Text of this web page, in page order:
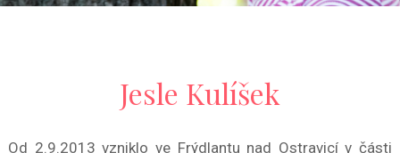
Jesle Kulíšek
Od 2.9.2013 vzniklo ve Frýdlantu nad Ostravicí v části